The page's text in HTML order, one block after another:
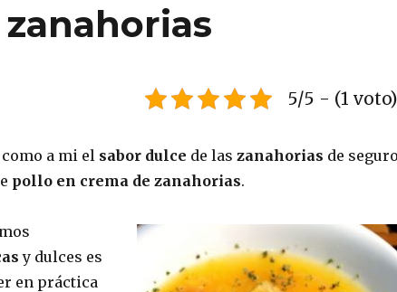
5/5 - (1 voto)
a mi el sabor dulce de las zanahorias de
pollo en crema de zanahorias.
y dulces es
en práctica